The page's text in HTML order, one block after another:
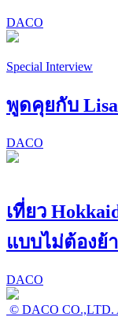
DACO
Special Interview
พูดคุยกับ Lisa
DACO
เที่ยว
แบบไม่ต้องย้
DACO
© DACO CO.,LTD.